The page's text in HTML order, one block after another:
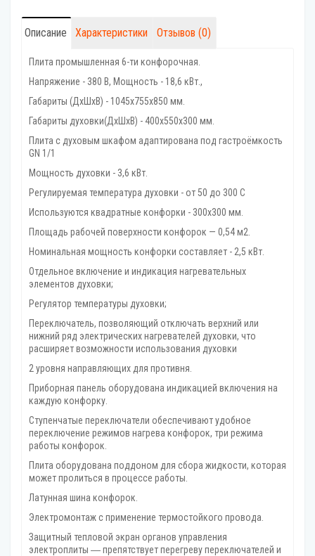
Описание Характеристики Отзывов (0)
Плита промышленная 6-ти конфорочная.
Напряжение - 380 В, Мощность - 18,6 кВт.,
Габариты (ДхШхВ) - 1045х755х850 мм.
Габариты духовки(ДхШхВ) - 400х550х300 мм.
Плита с духовым шкафом адаптирована под гастроёмкость
GN 1/1
Мощность духовки - 3,6 кВт.
Регулируемая температура духовки - от 50 до 300 С
Используются квадратные конфорки - 300х300 мм.
Площадь рабочей поверхности конфорок — 0,54 м2.
Номинальная мощность конфорки составляет - 2,5 кВт.
Отдельное включение и индикация нагревательных
элементов духовки;
Регулятор температуры духовки;
Переключатель, позволяющий отключать верхний или
нижний ряд электрических нагревателей духовки, что
расширяет возможности использования духовки
2 уровня направляющих для противня.
Приборная панель оборудована индикацией включения на
каждую конфорку.
Ступенчатые переключатели обеспечивают удобное
переключение режимов нагрева конфорок, три режима
работы конфорок.
Плита оборудована поддоном для сбора жидкости, которая
может пролиться в процессе работы.
Латунная шина конфорок.
Электромонтаж с применение термостойкого провода.
Защитный тепловой экран органов управления
электроплиты ― препятствует перегреву переключателей и